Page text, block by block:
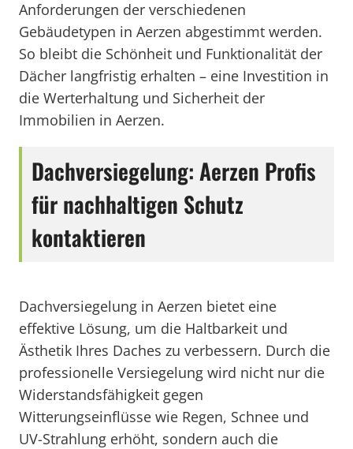
Anforderungen der verschiedenen
Gebäudetypen in Aerzen abgestimmt werden.
So bleibt die Schönheit und Funktionalität der
Dächer langfristig erhalten – eine Investition in
die Werterhaltung und Sicherheit der
Immobilien in Aerzen.
Dachversiegelung: Aerzen Profis
für nachhaltigen Schutz
kontaktieren
Dachversiegelung in Aerzen bietet eine
effektive Lösung, um die Haltbarkeit und
Ästhetik Ihres Daches zu verbessern. Durch die
professionelle Versiegelung wird nicht nur die
Widerstandsfähigkeit gegen
Witterungseinflüsse wie Regen, Schnee und
UV-Strahlung erhöht, sondern auch die